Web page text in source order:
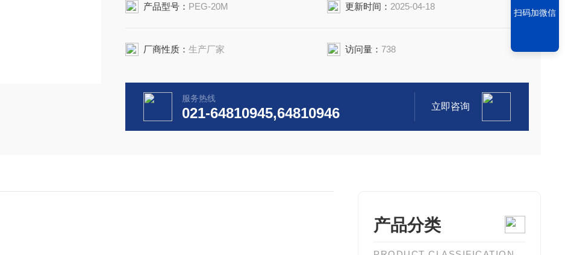
产品型号： PEG-20M 更新时间： 2025-04-18
厂商性质：生产厂家 访问量： 738
服务热线
021-64810945,64810946 立即咨询
产品分类
扫码加微信